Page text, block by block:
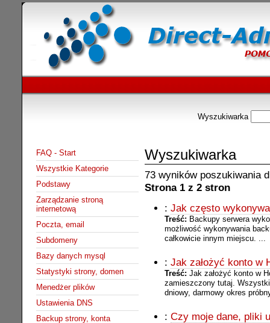
Wyszukiwarka
FAQ - Start
Wszystkie Kategorie
Podstawy
Zarządzanie stroną
internetową
Poczta, email
Subdomeny
Bazy danych mysql
Statystyki strony, domen
Menedżer plików
Ustawienia DNS
Backup strony, konta
Wyszukiwarka
73 wyników poszukiwania
Strona 1 z 2 stron
: Jak często
Treść: Backupy serwera
możliwość wykonywania
całkowicie innym miejscu. ...
: Jak założyć konto w
Treść: Jak założyć konto w
zamieszczony tutaj.
dniowy, darmowy okres
: Czy moje dane, pliki